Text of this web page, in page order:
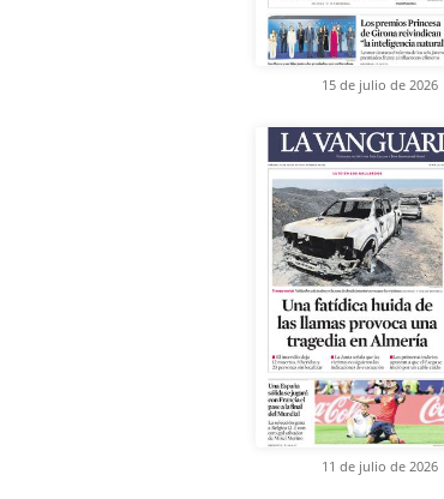
15 de julio de 2026
11 de julio de 2026